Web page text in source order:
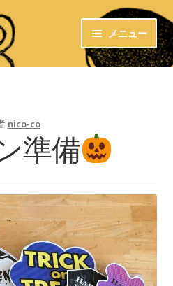
メニュー
nico-co
準備